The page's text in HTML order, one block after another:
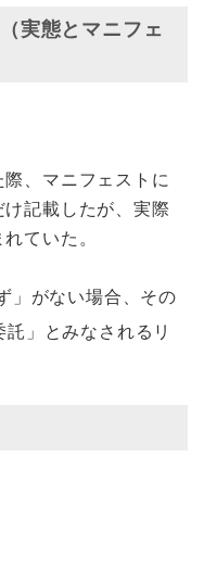
実態とマニフェ
際、マニフェストに
記載したが、実際
ていた。
」がない場合、その
」とみなされるリ